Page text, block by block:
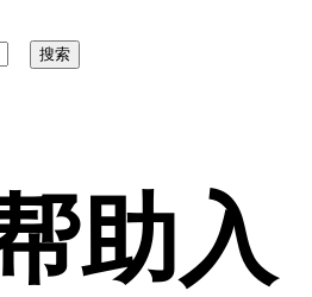
助入